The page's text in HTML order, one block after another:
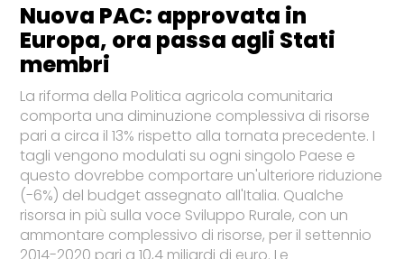
Nuova PAC: approvata in
Europa, ora passa agli Stati
membri
La riforma della Politica agricola comunitaria
comporta una diminuzione complessiva di risorse
pari a circa il 13% rispetto alla tornata precedente. I
tagli vengono modulati su ogni singolo Paese e
questo dovrebbe comportare un'ulteriore riduzione
(-6%) del budget assegnato all'Italia. Qualche
risorsa in più sulla voce Sviluppo Rurale, con un
ammontare complessivo di risorse, per il settennio